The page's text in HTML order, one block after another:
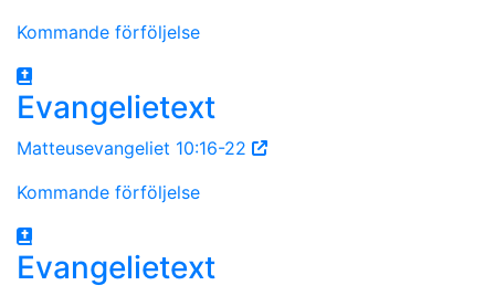
Kommande förföljelse
Evangelietext
Matteusevangeliet 10:16-22
Kommande förföljelse
Evangelietext